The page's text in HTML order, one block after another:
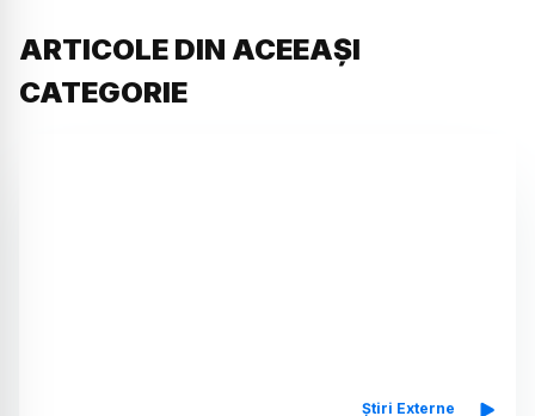
ARTICOLE DIN ACEEAȘI
CATEGORIE
Știri Externe